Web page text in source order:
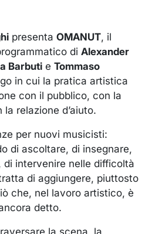
presenta OMANUT, il
di Alexander
Barbuti e Tommaso
in cui la pratica artistica
con il pubblico, con la
relazione d’aiuto.
per nuovi musicisti:
di ascoltare, di insegnare,
di intervenire nelle difficoltà
di aggiungere, piuttosto
che, nel lavoro artistico, è
detto.
la scena, la